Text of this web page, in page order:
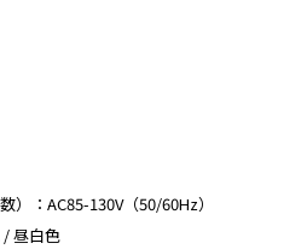
）：AC85-130V（50/60Hz）
昼白色